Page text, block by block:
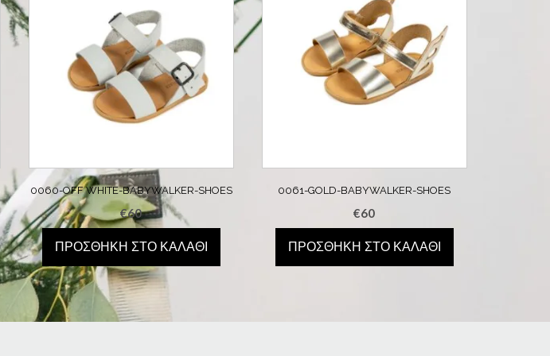
0060-OFF WHITE-BABYWALKER-SHOES
€60
ΠΡΟΣΘΉΚΗ ΣΤΟ ΚΑΛΆΘΙ
0061-GOLD-BABYWALKER-SHOES
€60
ΠΡΟΣΘΉΚΗ ΣΤΟ ΚΑΛΆΘΙ